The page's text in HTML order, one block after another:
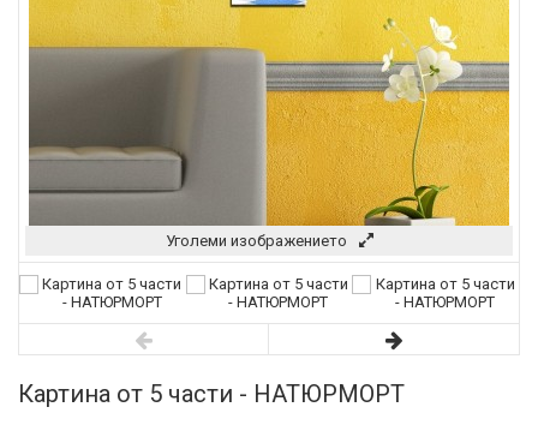
Уголеми изображението
Картина от 5 части - НАТЮРМОРТ